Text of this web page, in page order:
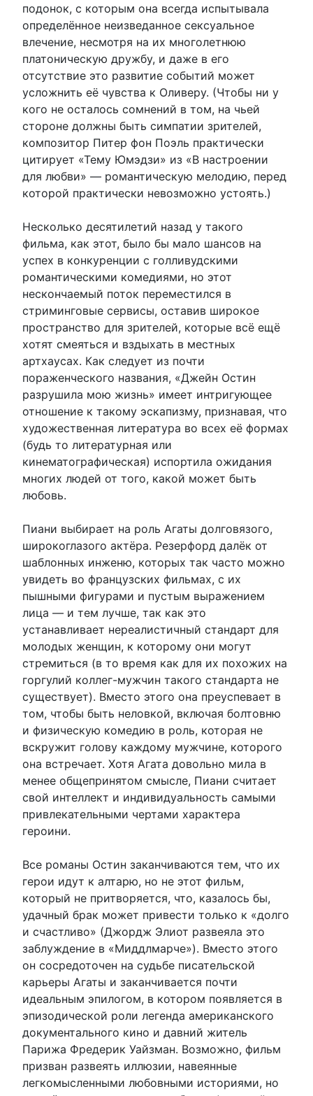
подонок, с которым она всегда испытывала
определённое неизведанное сексуальное
влечение, несмотря на их многолетнюю
платоническую дружбу, и даже в его
отсутствие это развитие событий может
усложнить её чувства к Оливеру. (Чтобы ни у
кого не осталось сомнений в том, на чьей
стороне должны быть симпатии зрителей,
композитор Питер фон Поэль практически
цитирует «Тему Юмэдзи» из «В настроении
для любви» — романтическую мелодию, перед
которой практически невозможно устоять.)
Несколько десятилетий назад у такого
фильма, как этот, было бы мало шансов на
успех в конкуренции с голливудскими
романтическими комедиями, но этот
нескончаемый поток переместился в
стриминговые сервисы, оставив широкое
пространство для зрителей, которые всё ещё
хотят смеяться и вздыхать в местных
артхаусах. Как следует из почти
пораженческого названия, «Джейн Остин
разрушила мою жизнь» имеет интригующее
отношение к такому эскапизму, признавая, что
художественная литература во всех её формах
(будь то литературная или
кинематографическая) испортила ожидания
многих людей от того, какой может быть
любовь.
Пиани выбирает на роль Агаты долговязого,
широкоглазого актёра. Резерфорд далёк от
шаблонных инженю, которых так часто можно
увидеть во французских фильмах, с их
пышными фигурами и пустым выражением
лица — и тем лучше, так как это
устанавливает нереалистичный стандарт для
молодых женщин, к которому они могут
стремиться (в то время как для их похожих на
горгулий коллег-мужчин такого стандарта не
существует). Вместо этого она преуспевает в
том, чтобы быть неловкой, включая болтовню
и физическую комедию в роль, которая не
вскружит голову каждому мужчине, которого
она встречает. Хотя Агата довольно мила в
менее общепринятом смысле, Пиани считает
свой интеллект и индивидуальность самыми
привлекательными чертами характера
героини.
Все романы Остин заканчиваются тем, что их
герои идут к алтарю, но не этот фильм,
который не притворяется, что, казалось бы,
удачный брак может привести только к «долго
и счастливо» (Джордж Элиот развеяла это
заблуждение в «Миддлмарче»). Вместо этого
он сосредоточен на судьбе писательской
карьеры Агаты и заканчивается почти
идеальным эпилогом, в котором появляется в
эпизодической роли легенда американского
документального кино и давний житель
Парижа Фредерик Уайзман. Возможно, фильм
призван развеять иллюзии, навеянные
легкомысленными любовными историями, но